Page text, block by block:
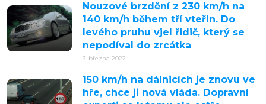
Nouzové brzdění z 230 km/h na
140 km/h během tří vteřin. Do
levého pruhu vjel řidič, který se
nepodíval do zrcátka
3. března 2022
150 km/h na dálnicích je znovu ve
hře, chce ji nová vláda. Dopravní